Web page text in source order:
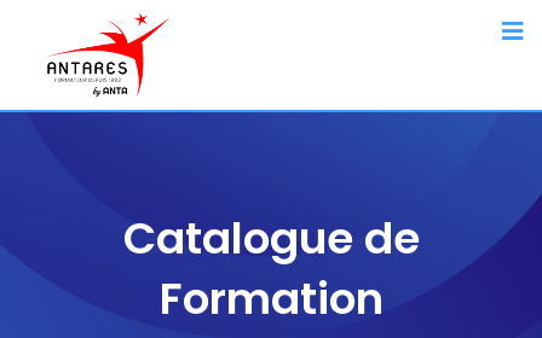
Catalogue de
Formation